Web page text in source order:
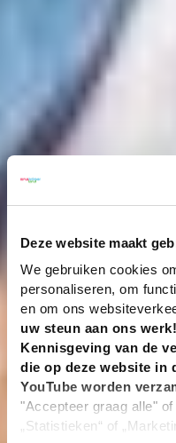
Deze website maakt
We gebruiken cookies
personaliseren, om
en om ons
uw steun aan ons werk!
Kennisgeving van de
die op deze website in
YouTube worden
"Accepteer graag alle" of
„Statistieken“ of